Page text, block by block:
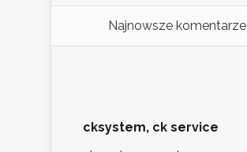
Najnowsze komentarze
cksystem, ck service